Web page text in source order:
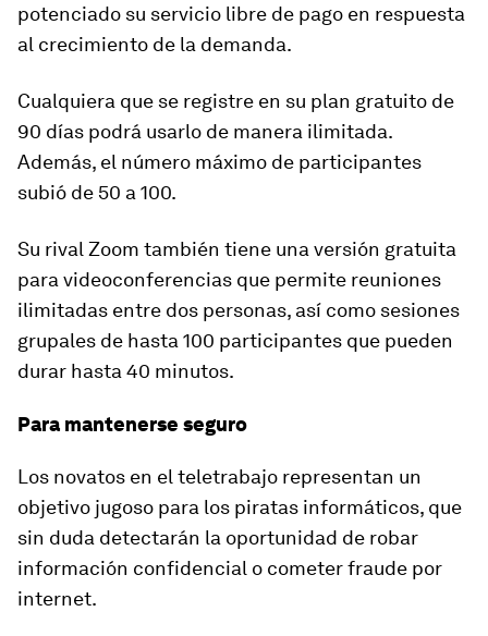
potenciado su servicio libre de pago en respuesta
al crecimiento de la demanda.
Cualquiera que se registre en su plan gratuito de
90 días podrá usarlo de manera ilimitada.
Además, el número máximo de participantes
subió de 50 a 100.
Su rival Zoom también tiene una versión gratuita
para videoconferencias que permite reuniones
ilimitadas entre dos personas, así como sesiones
grupales de hasta 100 participantes que pueden
durar hasta 40 minutos.
Para mantenerse seguro
Los novatos en el teletrabajo representan un
objetivo jugoso para los piratas informáticos, que
sin duda detectarán la oportunidad de robar
información confidencial o cometer fraude por
internet.